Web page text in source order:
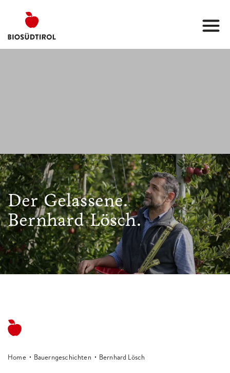
Der Gelassene.
Bernhard Lösch.
Home Bauerngeschichten Bernhard Lösch